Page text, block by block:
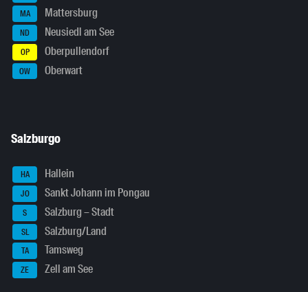
MA Mattersburg
ND Neusiedl am See
OP Oberpullendorf
OW Oberwart
Salzburgo
HA Hallein
JO Sankt Johann im Pongau
S Salzburg – Stadt
SL Salzburg/Land
TA Tamsweg
ZE Zell am See